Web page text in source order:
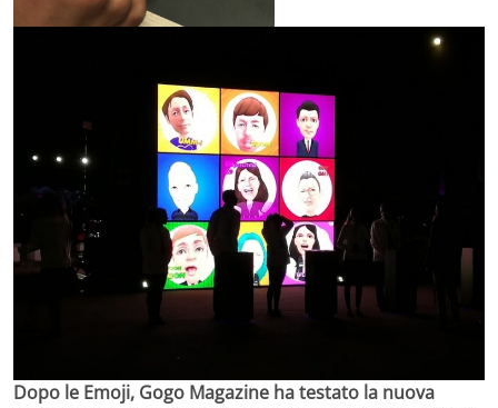
Dopo le Emoji, Gogo Magazine ha testato la nuova